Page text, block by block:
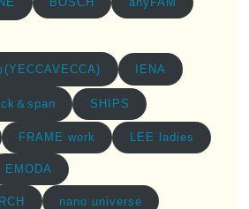
(YECCAVECCA) IENA
＆span SHIPS
FRAME work LEE ladies
EMODA
nano universe